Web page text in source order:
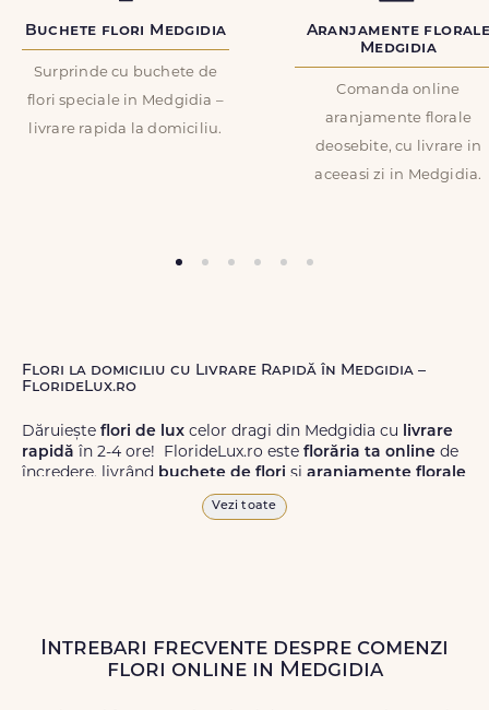
Buchete flori Medgidia
Surprinde cu buchete de
flori speciale in Medgidia –
livrare rapida la domiciliu.
Aranjamente
Medgidia
Comanda online
aranjamente florale
deosebite, cu livrare in
aceeasi zi in Medgidia.
Flori la domiciliu cu Livrare Rapidă în Medgidia –
FlorideLux.ro
Dăruiește flori de lux celor dragi din Medgidia cu livrare
rapidă în 2-4 ore! FlorideLux.ro este florăria ta online de
încredere, livrând buchete de flori și aranjamente florale
de calitate superioară în Medgidia și în toată România.
Livrăm buchete de florichiar și în weekend, pentru ca tu
să poți adresa un gest frumos atunci când ai nevoie.
Vezi toate
Intrebari frecvente despre comenzi
flori online in Medgidia